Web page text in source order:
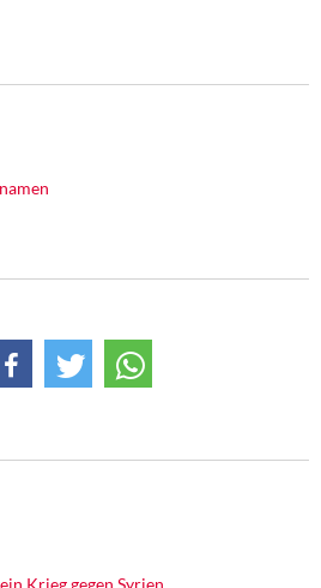
Krieg gegen Syrien